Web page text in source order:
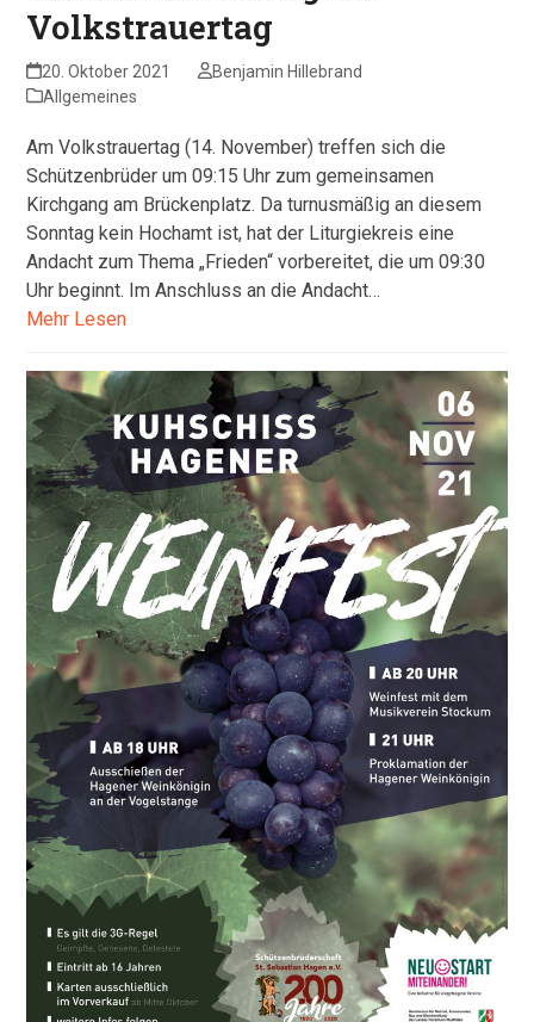
Volkstrauertag
20. Oktober 2021
Benjamin Hillebrand
Allgemeines
Am Volkstrauertag (14. November) treffen sich die
Schützenbrüder um 09:15 Uhr zum gemeinsamen
Kirchgang am Brückenplatz. Da turnusmäßig an diesem
Sonntag kein Hochamt ist, hat der Liturgiekreis eine
Andacht zum Thema „Frieden“ vorbereitet, die um 09:30
Uhr beginnt. Im Anschluss an die Andacht…
Mehr Lesen